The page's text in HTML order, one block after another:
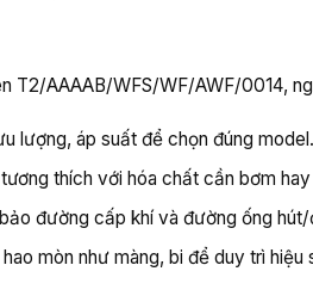
T2/AAAAB/WFS/WF/AWF/0014,
lượng, áp suất để chọn đúng model.
thích với hóa chất cần bơm hay
đường cấp khí và đường ống
mòn như màng, bi để duy trì hiệu